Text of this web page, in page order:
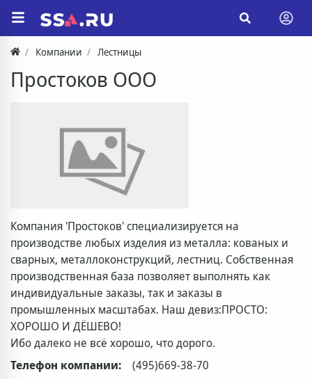
Компании Лестницы
Простоков ООО
Компания 'Простоков' специализируется на
производстве любых изделия из металла: кованых и
сварных, металлоконструкций, лестниц. Собственная
производственная база позволяет выполнять как
индивидуальные заказы, так и заказы в
промышленных масштабах. Наш девиз:ПРОСТО:
ХОРОШО И ДЁШЕВО!
Ибо далеко не всё хорошо, что дорого.
Телефон компании:
(495)669-38-70